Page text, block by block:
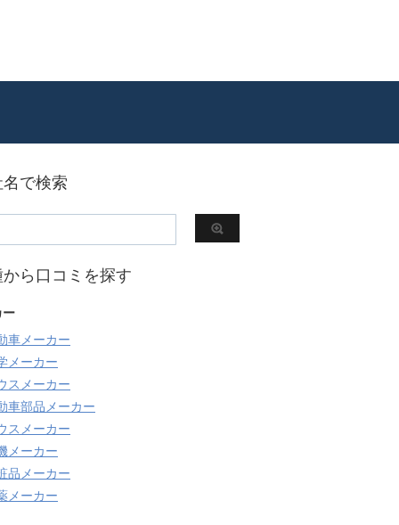
で検索
ら口コミを探す
ー
車メーカー
メーカー
スメーカー
車部品メーカー
スメーカー
メーカー
品メーカー
メーカー